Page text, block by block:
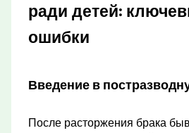
ради детей:
ошибки
Введение в
После расторжения брака